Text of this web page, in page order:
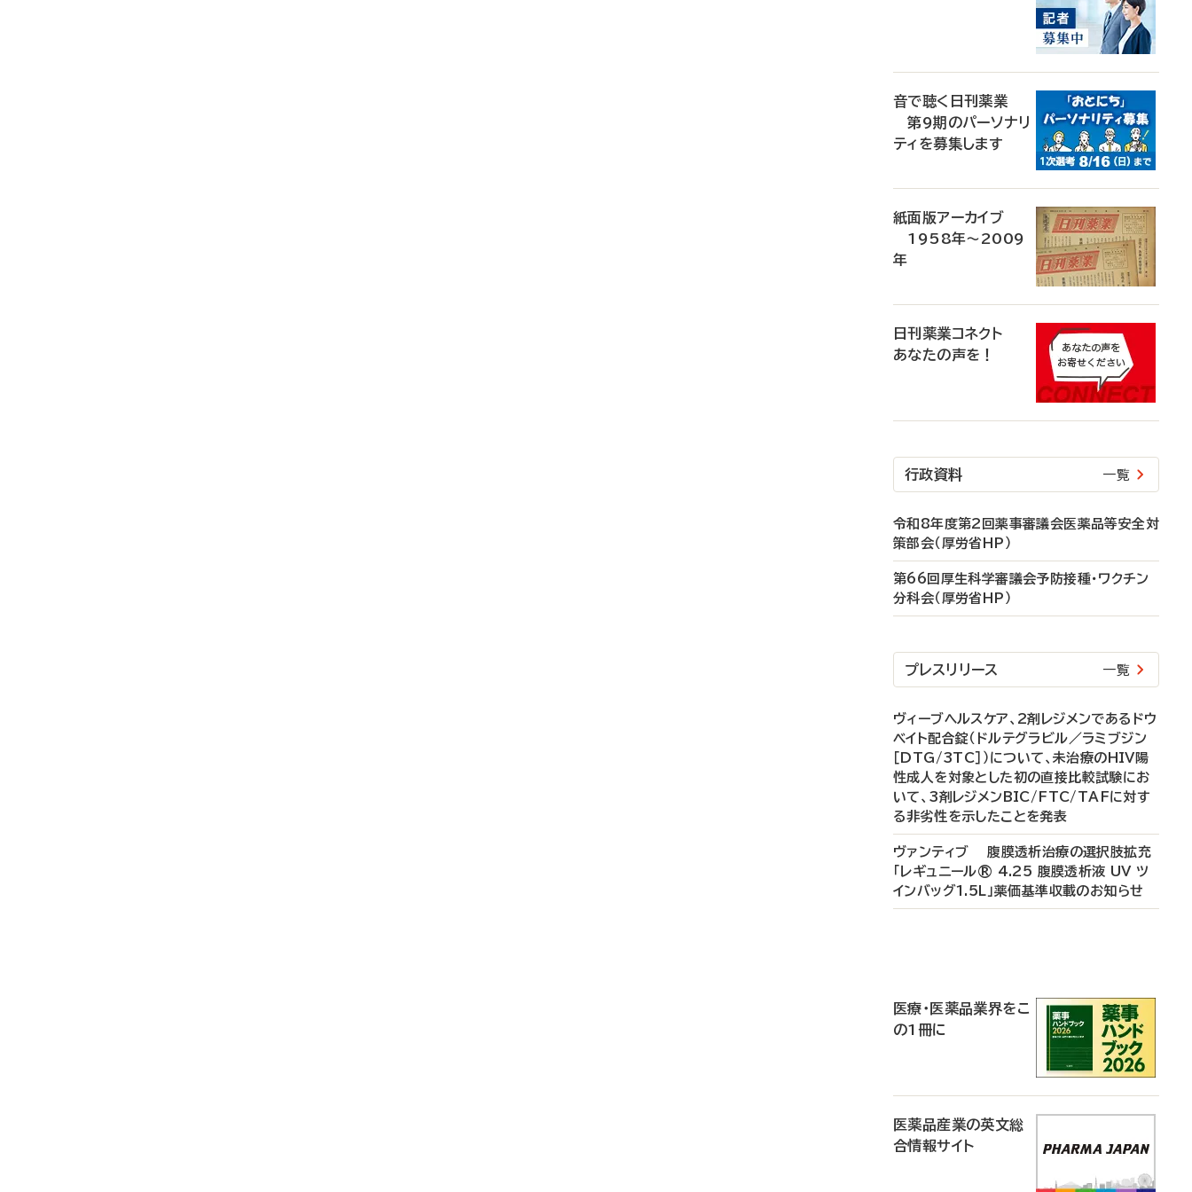
音で聴く日刊薬業
第9期のパーソナリ
ティを募集します
紙面版アーカイブ
1958年～2009
年
日刊薬業コネクト
あなたの声を！
行政資料 一覧
令和8年度第2回薬事審議会医薬品等安全対
策部会（厚労省HP）
第66回厚生科学審議会予防接種・ワクチン
分科会（厚労省HP）
プレスリリース 一覧
ヴィーブヘルスケア、2剤レジメンであるドウ
ベイト配合錠（ドルテグラビル／ラミブジン
［DTG/3TC］）について、未治療のHIV陽
性成人を対象とした初の直接比較試験にお
いて、3剤レジメンBIC/FTC/TAFに対す
る非劣性を示したことを発表
ヴァンティブ 腹膜透析治療の選択肢拡充
「レギュニール® 4.25 腹膜透析液 UV ツ
インバッグ1.5L」薬価基準収載のお知らせ
医療・医薬品業界をこ
の1冊に
医薬品産業の英文総
合情報サイト